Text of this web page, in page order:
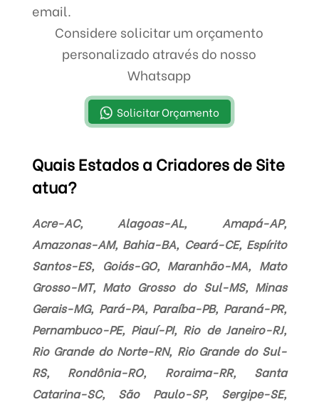
email.
Considere solicitar um orçamento
personalizado através do nosso
Whatsapp
Solicitar Orçamento
Quais Estados a Criadores de Site
atua?
Acre-AC, Alagoas-AL, Amapá-AP,
Amazonas-AM, Bahia-BA, Ceará-CE, Espírito
Santos-ES, Goiás-GO, Maranhão-MA, Mato
Grosso-MT, Mato Grosso do Sul-MS, Minas
Gerais-MG, Pará-PA, Paraíba-PB, Paraná-PR,
Pernambuco-PE, Piauí-PI, Rio de Janeiro-RJ,
Rio Grande do Norte-RN, Rio Grande do Sul-
RS, Rondônia-RO, Roraima-RR, Santa
Catarina-SC, São Paulo-SP, Sergipe-SE,